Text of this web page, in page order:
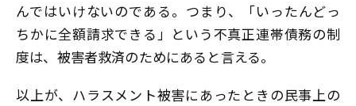
んではいけないのである。つまり、「いったんどっ
ちかに全額請求できる」という不真正連帯債務の制
度は、被害者救済のためにあると言える。
以上が、ハラスメント被害にあったときの民事上の